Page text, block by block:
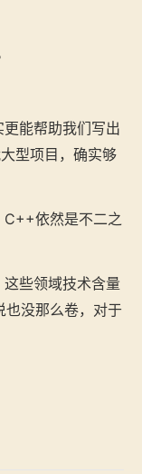
能帮助我们写出
型项目，确实够
C++依然是不二之
些领域技术含量
也没那么卷，对于